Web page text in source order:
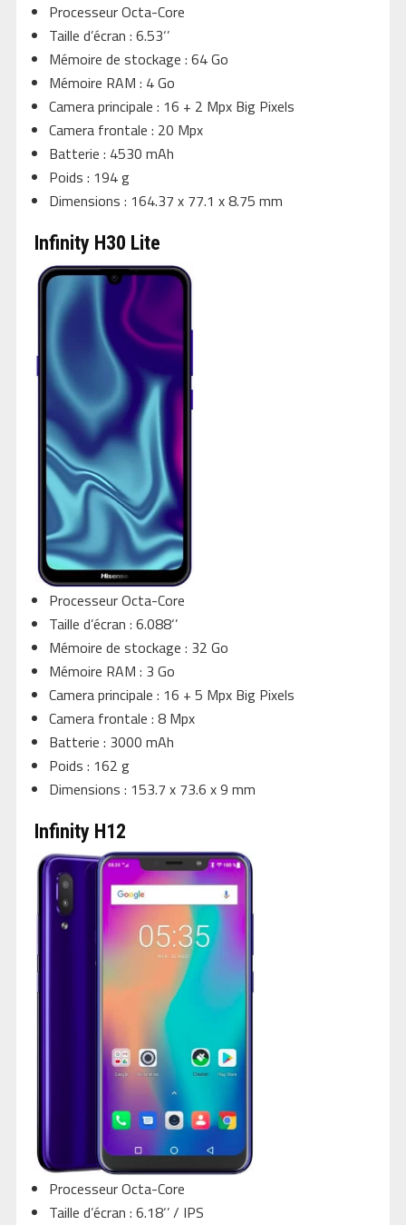
Processeur Octa-Core
Taille d’écran : 6.53‘’
Mémoire de stockage : 64 Go
Mémoire RAM : 4 Go
Camera principale : 16 + 2 Mpx Big Pixels
Camera frontale : 20 Mpx
Batterie : 4530 mAh
Poids : 194 g
Dimensions : 164.37 x 77.1 x 8.75 mm
Infinity H30 Lite
Processeur Octa-Core
Taille d’écran : 6.088‘’
Mémoire de stockage : 32 Go
Mémoire RAM : 3 Go
Camera principale : 16 + 5 Mpx Big Pixels
Camera frontale : 8 Mpx
Batterie : 3000 mAh
Poids : 162 g
Dimensions : 153.7 x 73.6 x 9 mm
Infinity H12
Processeur Octa-Core
Taille d’écran : 6.18‘’ / IPS